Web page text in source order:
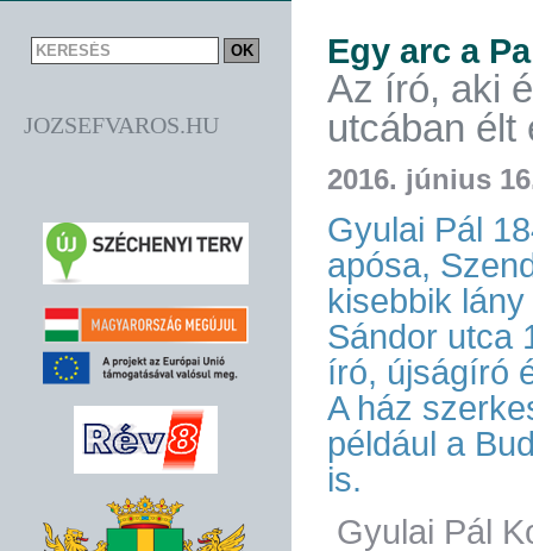
Egy arc a
Az író, aki
utcában élt
2016. június
Gyulai Pál
apósa,
kisebbik
Sándor utca
író, újságíró
A ház
például a
is.
Gyulai Pál
JOZSEFVAROS.HU